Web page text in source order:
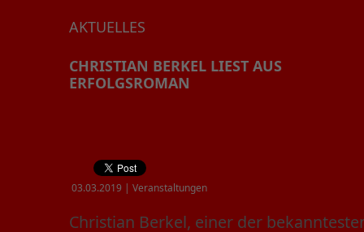
AKTUELLES
CHRISTIAN BERKEL LIEST AUS
ERFOLGSROMAN
03.03.2019 | Veranstaltungen
Christian Berkel, einer der